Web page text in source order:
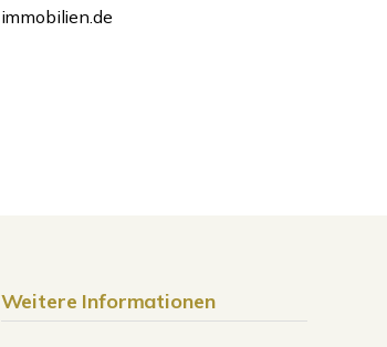
immobilien.de
Weitere Informationen